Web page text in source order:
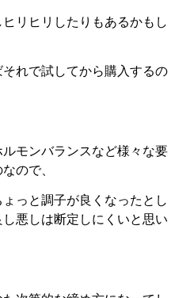
リヒリしたりもあるかもし
れで試してから購入するの
モンバランスなど様々な要
ので、
っと調子が良くなったとし
悪しは断定しにくいと思い